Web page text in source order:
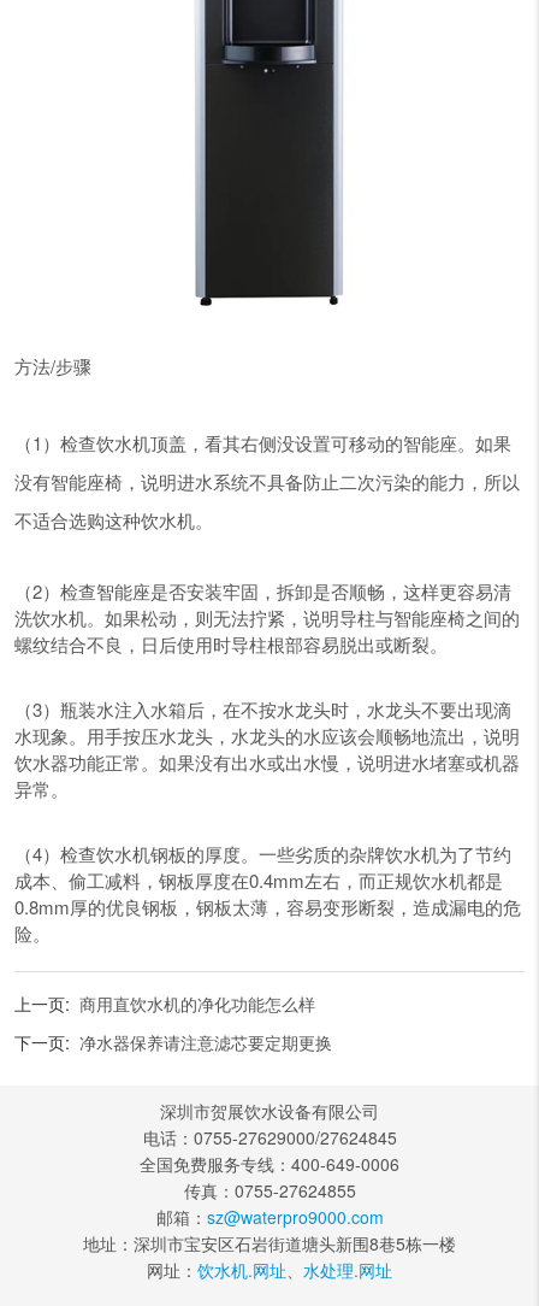
方法/步骤
（1）检查饮水机顶盖，看其右侧没设置可移动的智能座。如果
没有智能座椅，说明进水系统不具备防止二次污染的能力，所以
不适合选购这种饮水机。
（2）检查智能座是否安装牢固，拆卸是否顺畅，这样更容易清
洗饮水机。如果松动，则无法拧紧，说明导柱与智能座椅之间的
螺纹结合不良，日后使用时导柱根部容易脱出或断裂。
（3）瓶装水注入水箱后，在不按水龙头时，水龙头不要出现滴
水现象。用手按压水龙头，水龙头的水应该会顺畅地流出，说明
饮水器功能正常。如果没有出水或出水慢，说明进水堵塞或机器
异常。
（4）检查饮水机钢板的厚度。一些劣质的杂牌饮水机为了节约
成本、偷工减料，钢板厚度在0.4mm左右，而正规饮水机都是
0.8mm厚的优良钢板，钢板太薄，容易变形断裂，造成漏电的危
险。
上一页: 商用直饮水机的净化功能怎么样
下一页: 净水器保养请注意滤芯要定期更换
深圳市贺展饮水设备有限公司
电话：0755-27629000/27624845
全国免费服务专线：400-649-0006
传真：0755-27624855
邮箱： sz@waterpro9000.com
地址：深圳市宝安区石岩街道塘头新围8巷5栋一楼
网址： 饮水机.网址、 水处理.网址